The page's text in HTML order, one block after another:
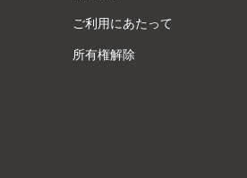
ご利用にあたって
所有権解除